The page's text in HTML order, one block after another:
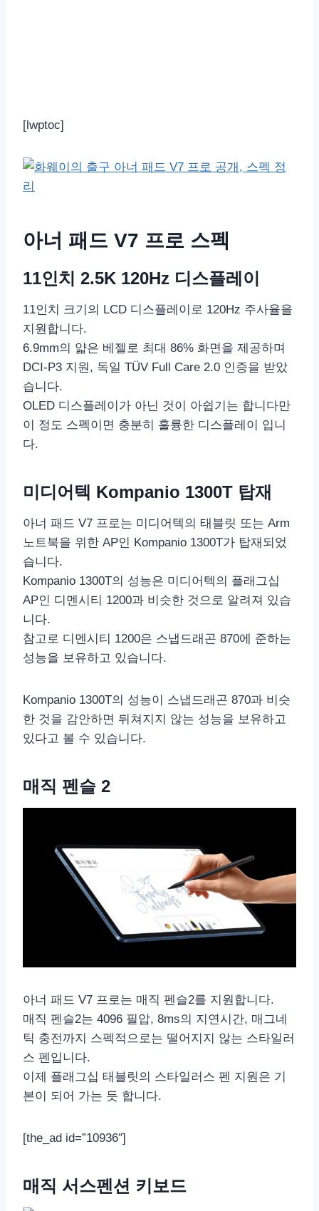
[lwptoc]
아너 패드 V7 프로 스펙
11인치 2.5K 120Hz 디스플레이
11인치 크기의 LCD 디스플레이로 120Hz 주사율을
지원합니다.
6.9mm의 얇은 베젤로 최대 86% 화면을 제공하며
DCI-P3 지원, 독일 TÜV Full Care 2.0 인증을 받았
습니다.
OLED 디스플레이가 아닌 것이 아쉽기는 합니다만
이 정도 스펙이면 충분히 훌륭한 디스플레이 입니
다.
미디어텍 Kompanio 1300T 탑재
아너 패드 V7 프로는 미디어텍의 태블릿 또는 Arm
노트북을 위한 AP인 Kompanio 1300T가 탑재되었
습니다.
Kompanio 1300T의 성능은 미디어텍의 플래그십
AP인 디멘시티 1200과 비슷한 것으로 알려져 있습
니다.
참고로 디멘시티 1200은 스냅드래곤 870에 준하는
성능을 보유하고 있습니다.
Kompanio 1300T의 성능이 스냅드래곤 870과 비슷
한 것을 감안하면 뒤쳐지지 않는 성능을 보유하고
있다고 볼 수 있습니다.
매직 펜슬 2
아너 패드 V7 프로는 매직 펜슬2를 지원합니다.
매직 펜슬2는 4096 필압, 8ms의 지연시간, 매그네
틱 충전까지 스펙적으로는 떨어지지 않는 스타일러
스 펜입니다.
이제 플래그십 태블릿의 스타일러스 펜 지원은 기
본이 되어 가는 듯 합니다.
[the_ad id=”10936″]
매직 서스펜션 키보드